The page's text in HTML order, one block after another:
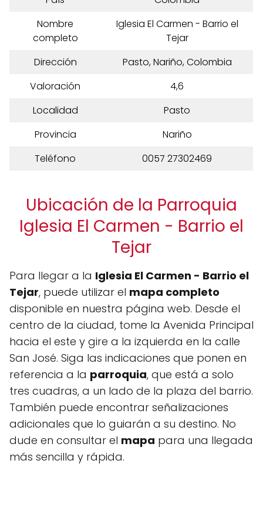
Nombre
completo
Iglesia El Carmen - Barrio el
Tejar
Dirección
Pasto, Nariño, Colombia
Valoración
4,6
Localidad
Pasto
Provincia
Nariño
Teléfono
0057 27302469
Ubicación de la Parroquia
Iglesia El Carmen - Barrio el
Tejar
Para llegar a la Iglesia El Carmen - Barrio el
Tejar, puede utilizar el mapa completo
disponible en nuestra página web. Desde el
centro de la ciudad, tome la Avenida Principal
hacia el este y gire a la izquierda en la calle
San José. Siga las indicaciones que ponen en
referencia a la parroquia, que está a solo
tres cuadras, a un lado de la plaza del barrio.
También puede encontrar señalizaciones
adicionales que lo guiarán a su destino. No
dude en consultar el mapa para una llegada
más sencilla y rápida.